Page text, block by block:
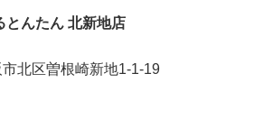
とんたん 北新地店
北区曽根崎新地1-1-19